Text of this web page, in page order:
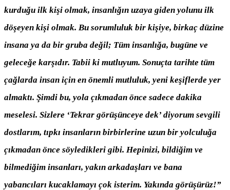
kurduğu ilk kişi olmak, insanlığın uzaya giden yolunu ilk
döşeyen kişi olmak. Bu sorumluluk bir kişiye, birkaç düzine
insana ya da bir gruba değil; Tüm insanlığa, bugüne ve
geleceğe karşıdır. Tabii ki mutluyum. Sonuçta tarihte tüm
çağlarda insan için en önemli mutluluk, yeni keşiflerde yer
almaktı. Şimdi bu, yola çıkmadan önce sadece dakika
meselesi. Sizlere ‘Tekrar görüşünceye dek’ diyorum sevgili
dostlarım, tıpkı insanların birbirlerine uzun bir yolculuğa
çıkmadan önce söyledikleri gibi. Hepinizi, bildiğim ve
bilmediğim insanları, yakın arkadaşları ve bana
yabancıları kucaklamayı çok isterim. Yakında görüşürüz!”